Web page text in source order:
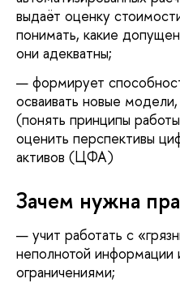
выдаёт оценку
понимать, какие
они адекватны;
формирует
осваивать новые
(понять принципы
оценить перспективы
активов (ЦФА)
Зачем нужна
учит работать с
неполнотой
ограничениями;